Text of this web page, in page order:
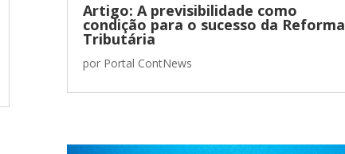
Artigo: A previsibilidade como
condição para o sucesso da Reforma
Tributária
por Portal ContNews